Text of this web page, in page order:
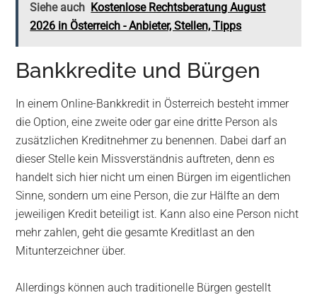
Siehe auch Kostenlose Rechtsberatung August
2026 in Österreich - Anbieter, Stellen, Tipps
Bankkredite und Bürgen
In einem Online-Bankkredit in Österreich besteht immer
die Option, eine zweite oder gar eine dritte Person als
zusätzlichen Kreditnehmer zu benennen. Dabei darf an
dieser Stelle kein Missverständnis auftreten, denn es
handelt sich hier nicht um einen Bürgen im eigentlichen
Sinne, sondern um eine Person, die zur Hälfte an dem
jeweiligen Kredit beteiligt ist. Kann also eine Person nicht
mehr zahlen, geht die gesamte Kreditlast an den
Mitunterzeichner über.
Allerdings können auch traditionelle Bürgen gestellt